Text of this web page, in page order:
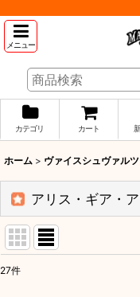
メニュー
カテゴリ カート
ホーム > ヴァイスシュヴァルツ
アリス・ギア・
27件